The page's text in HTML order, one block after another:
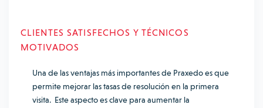
CLIENTES SATISFECHOS Y TÉCNICOS
MOTIVADOS
Una de las ventajas más importantes de Praxedo es que
permite mejorar las tasas de resolución en la primera
visita. Este aspecto es clave para aumentar la